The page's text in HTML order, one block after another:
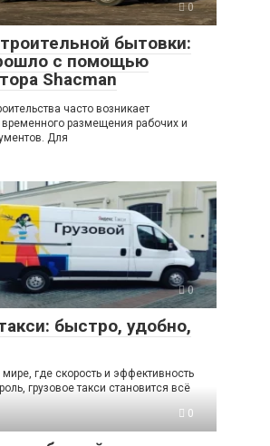
0
бытовки:
с помощью
Shacman
часто возникает
размещения рабочих и
Для
0
быстро, удобно,
где скорость и эффективность
грузовое такси становится всё
0